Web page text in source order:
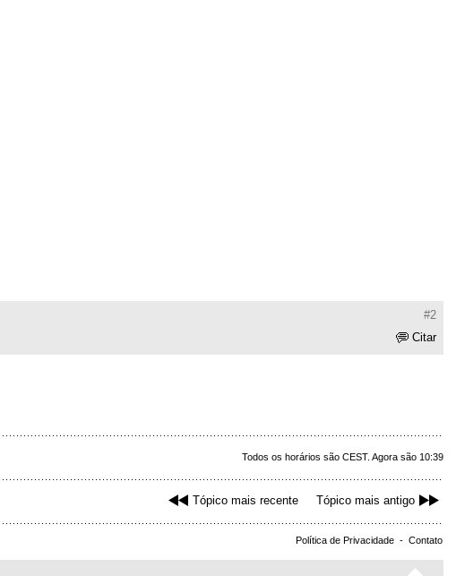
#2
Citar
Todos os horários são CEST. Agora são 10:39
Tópico mais recente Tópico mais antigo
Política de Privacidade - Contato